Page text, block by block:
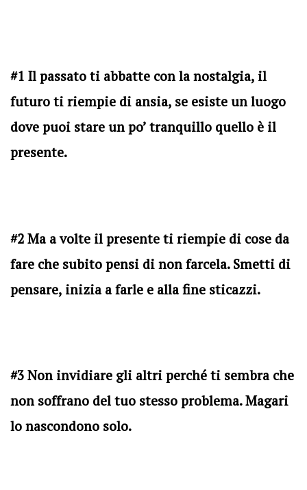
#1 Il passato ti abbatte con la nostalgia, il
futuro ti riempie di ansia, se esiste un luogo
dove puoi stare un po’ tranquillo quello è il
presente.
#2 Ma a volte il presente ti riempie di cose da
fare che subito pensi di non farcela. Smetti di
pensare, inizia a farle e alla fine sticazzi.
#3 Non invidiare gli altri perché ti sembra che
non soffrano del tuo stesso problema. Magari
lo nascondono solo.